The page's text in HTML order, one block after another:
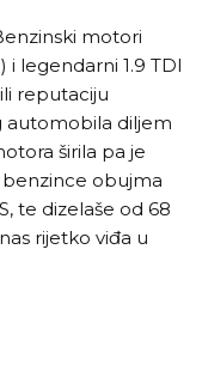
motori
i legendarni 1.9 TDI
reputaciju
automobila diljem
širila pa je
obujma
te dizelaše od 68
rijetko viđa u